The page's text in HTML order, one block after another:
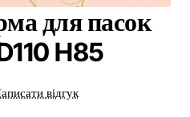
для пасок
H85
відгук